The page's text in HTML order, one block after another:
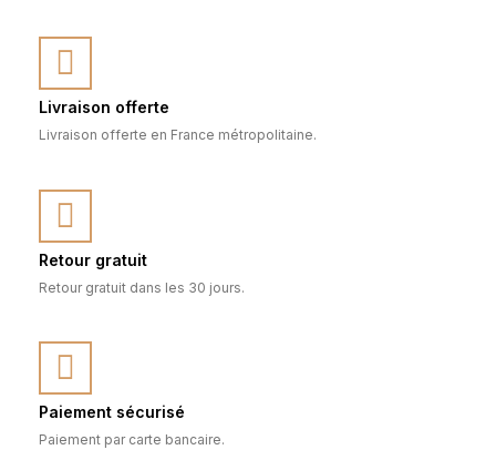
Livraison offerte
Livraison offerte en France métropolitaine.
Retour gratuit
Retour gratuit dans les 30 jours.
Paiement sécurisé
Paiement par carte bancaire.